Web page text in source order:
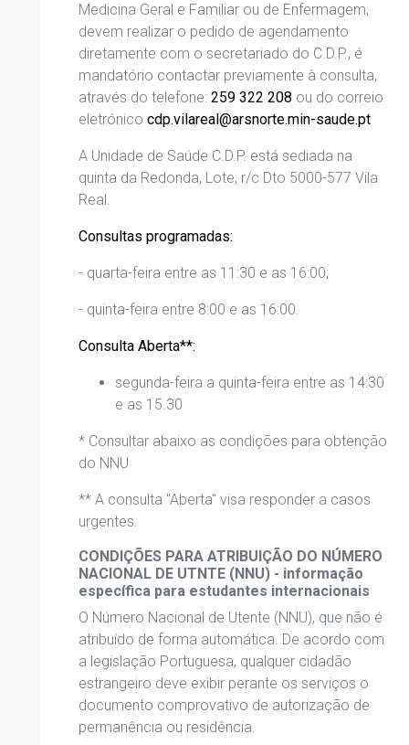
Medicina Geral e Familiar ou de Enfermagem,
devem realizar o pedido de agendamento
diretamente com o secretariado do C.D.P., é
mandatório contactar previamente à consulta,
através do telefone: 259 322 208 ou do correio
eletrónico cdp.vilareal@arsnorte.min-saude.pt
A Unidade de Saúde C.D.P. está sediada na
quinta da Redonda, Lote, r/c Dto 5000-577 Vila
Real.
Consultas programadas:
- quarta-feira entre as 11:30 e as 16:00;
- quinta-feira entre 8:00 e as 16:00.
Consulta Aberta**:
segunda-feira a quinta-feira entre as 14:30
e as 15.30
* Consultar abaixo as condições para obtenção
do NNU
** A consulta "Aberta" visa responder a casos
urgentes.
CONDIÇÕES PARA ATRIBUIÇÃO DO NÚMERO
NACIONAL DE UTNTE (NNU) - informação
específica para estudantes internacionais
O Número Nacional de Utente (NNU), que não é
atribuído de forma automática. De acordo com
a legislação Portuguesa, qualquer cidadão
estrangeiro deve exibir perante os serviços o
documento comprovativo de autorização de
permanência ou residência.